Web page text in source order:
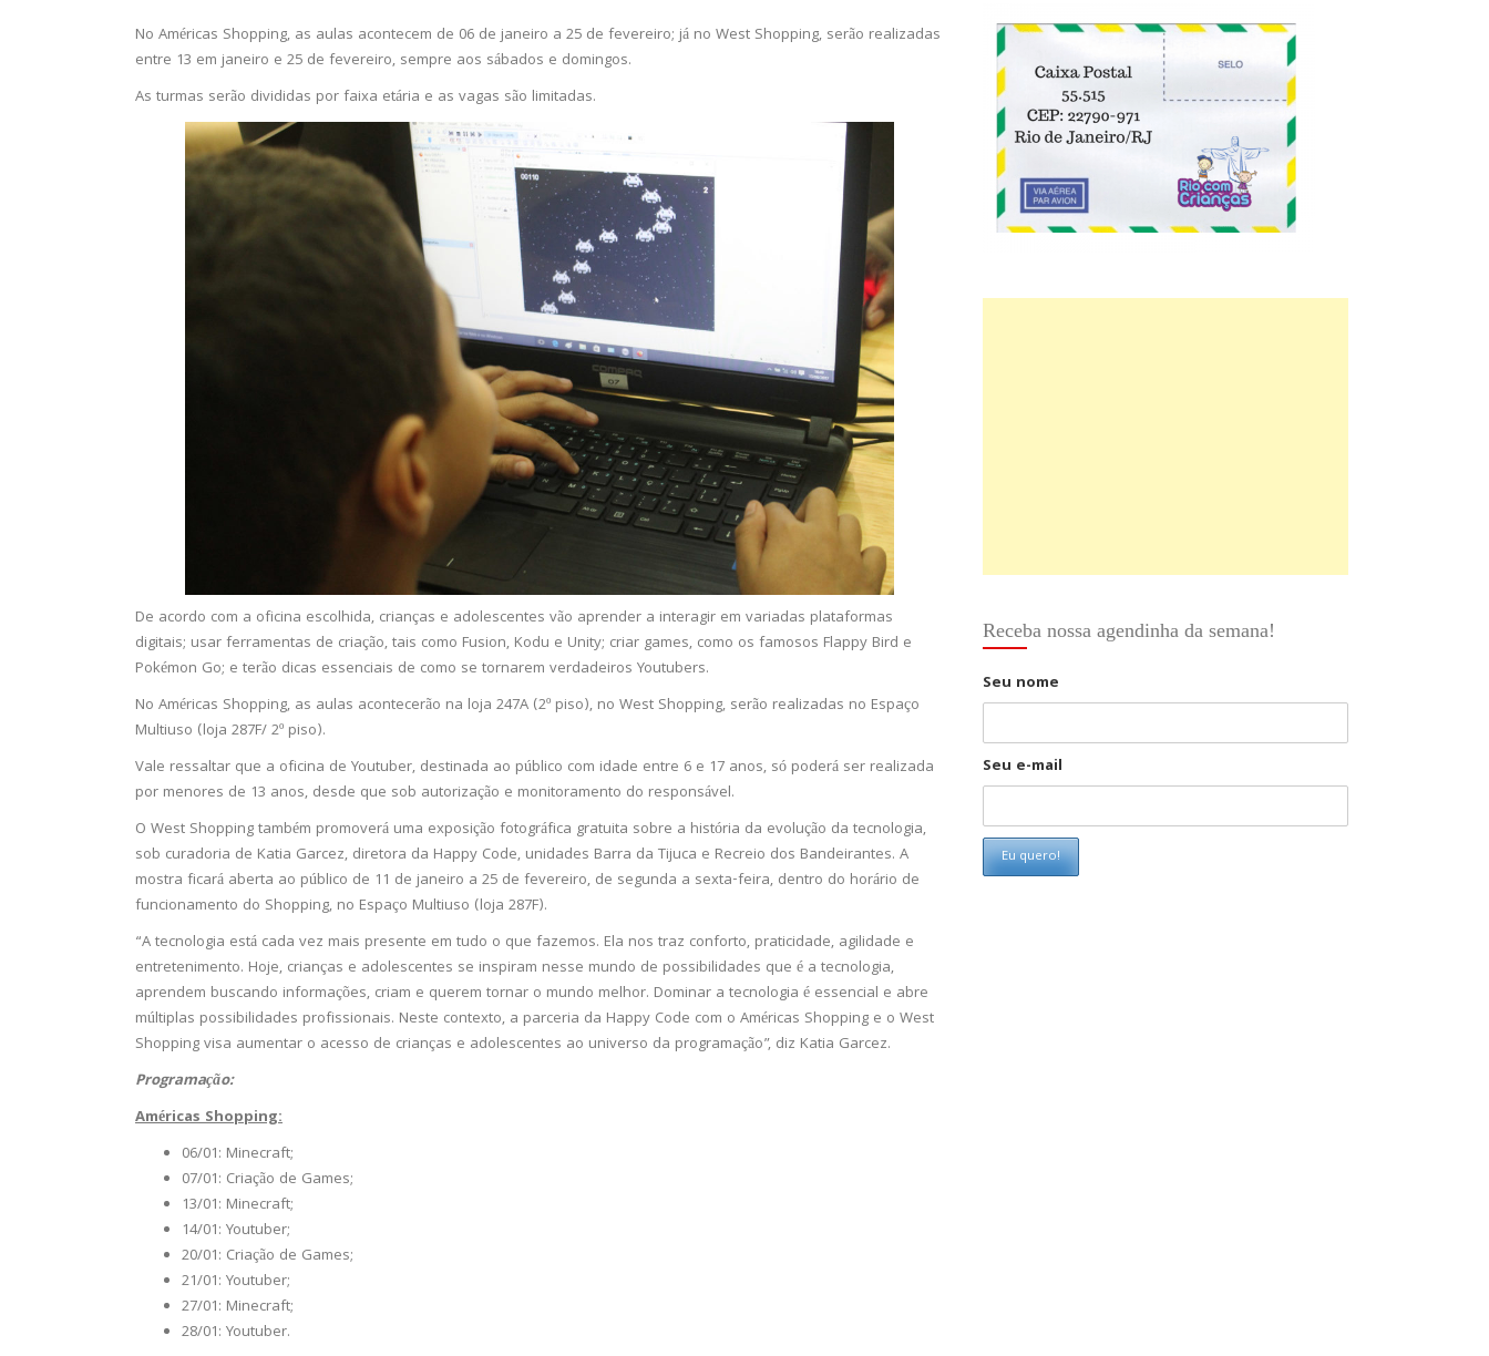
No Américas Shopping, as aulas acontecem de 06 de janeiro a 25 de fevereiro; já no West Shopping, serão realizadas
entre 13 em janeiro e 25 de fevereiro, sempre aos sábados e domingos.
As turmas serão divididas por faixa etária e as vagas são limitadas.
De acordo com a oficina escolhida, crianças e adolescentes vão aprender a interagir em variadas plataformas
digitais; usar ferramentas de criação, tais como Fusion, Kodu e Unity; criar games, como os famosos Flappy Bird e
Pokémon Go; e terão dicas essenciais de como se tornarem verdadeiros Youtubers.
No Américas Shopping, as aulas acontecerão na loja 247A (2º piso), no West Shopping, serão realizadas no Espaço
Multiuso (loja 287F/ 2º piso).
Vale ressaltar que a oficina de Youtuber, destinada ao público com idade entre 6 e 17 anos, só poderá ser realizada
por menores de 13 anos, desde que sob autorização e monitoramento do responsável.
O West Shopping também promoverá uma exposição fotográfica gratuita sobre a história da evolução da tecnologia,
sob curadoria de Katia Garcez, diretora da Happy Code, unidades Barra da Tijuca e Recreio dos Bandeirantes. A
mostra ficará aberta ao público de 11 de janeiro a 25 de fevereiro, de segunda a sexta-feira, dentro do horário de
funcionamento do Shopping, no Espaço Multiuso (loja 287F).
“A tecnologia está cada vez mais presente em tudo o que fazemos. Ela nos traz conforto, praticidade, agilidade e
entretenimento. Hoje, crianças e adolescentes se inspiram nesse mundo de possibilidades que é a tecnologia,
aprendem buscando informações, criam e querem tornar o mundo melhor. Dominar a tecnologia é essencial e abre
múltiplas possibilidades profissionais. Neste contexto, a parceria da Happy Code com o Américas Shopping e o West
Shopping visa aumentar o acesso de crianças e adolescentes ao universo da programação”, diz Katia Garcez.
Programação:
Américas Shopping:
06/01: Minecraft;
07/01: Criação de Games;
13/01: Minecraft;
14/01: Youtuber;
20/01: Criação de Games;
21/01: Youtuber;
27/01: Minecraft;
28/01: Youtuber.
Receba nossa agendinha da semana!
Seu nome
Seu e-mail